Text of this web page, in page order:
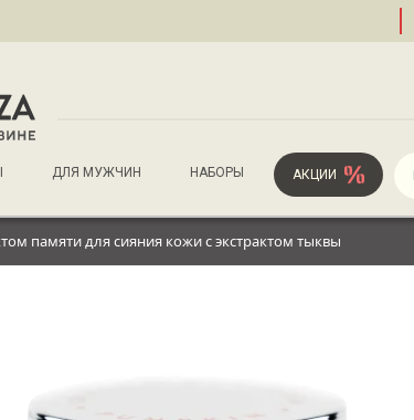
ДЛЯ МУЖЧИН НАБОРЫ АКЦИИ
памяти для сияния кожи с экстрактом тыквы